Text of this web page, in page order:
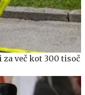
več kot 300 tisoč